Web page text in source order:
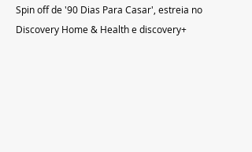
Spin off de '90 Dias Para Casar', estreia no
Discovery Home & Health e discovery+